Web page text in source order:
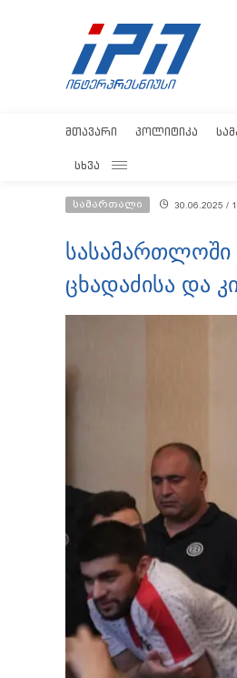
ᲛᲗᲐᲕᲐᲠᲘ ᲞᲝᲚᲘᲢᲘᲙᲐ
ᲡᲮᲕᲐ
სამართალი 30.06.2025 /
სასამართლოში
ცხადაძისა და